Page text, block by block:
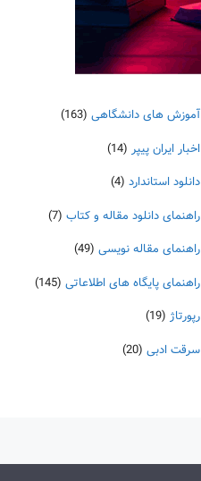
آموزش های دانشگاهی (163)
اخبار ایران پیپر (14)
دانلود استاندارد (4)
راهنمای دانلود مقاله و کتاب (7)
راهنمای مقاله نویسی (49)
راهنمای پایگاه های اطلاعاتی (145)
رپورتاژ (19)
سرقت ادبی (20)